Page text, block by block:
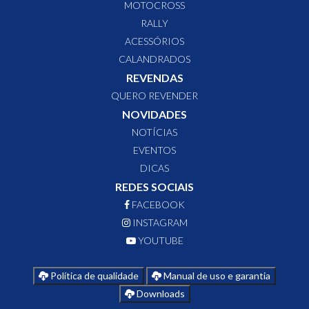
MOTOCROSS
RALLY
ACESSÓRIOS
CALANDRADOS
REVENDAS
QUERO REVENDER
NOVIDADES
NOTÍCIAS
EVENTOS
DICAS
REDES SOCIAIS
FACEBOOK
INSTAGRAM
YOUTUBE
Política de qualidade
Manual de uso e garantia
Downloads